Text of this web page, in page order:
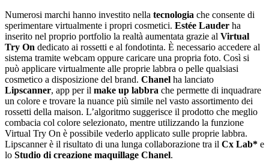
Numerosi marchi hanno investito nella tecnologia che consente di
sperimentare virtualmente i propri cosmetici. Estée Lauder ha
inserito nel proprio portfolio la realtà aumentata grazie al Virtual
Try On dedicato ai rossetti e al fondotinta. È necessario accedere al
sistema tramite webcam oppure caricare una propria foto. Così si
può applicare virtualmente alle proprie labbra o pelle qualsiasi
cosmetico a disposizione del brand. Chanel ha lanciato
Lipscanner, app per il make up labbra che permette di inquadrare
un colore e trovare la nuance più simile nel vasto assortimento dei
rossetti della maison. L’algoritmo suggerisce il prodotto che meglio
combacia col colore selezionato, mentre utilizzando la funzione
Virtual Try On è possibile vederlo applicato sulle proprie labbra.
Lipscanner è il risultato di una lunga collaborazione tra il Cx Lab* e
lo Studio di creazione maquillage Chanel.